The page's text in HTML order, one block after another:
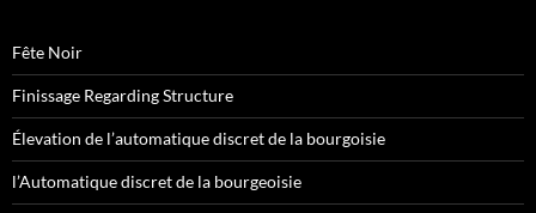
Fête Noir
Finissage Regarding Structure
Élevation de l’automatique discret de la bourgoisie
l’Automatique discret de la bourgeoisie